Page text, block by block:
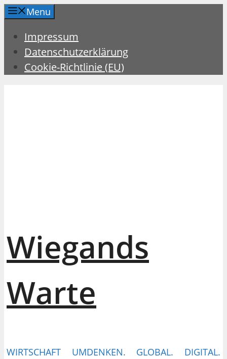
Zum
springen
Menu
Impressum
Datenschutzerklärung
Cookie-Richtlinie (EU)
Wiegands
Warte
WIRTSCHAFT UMDENKEN. GLOBAL. DIGITAL.